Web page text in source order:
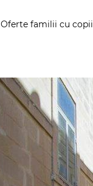
Oferte familii cu copii